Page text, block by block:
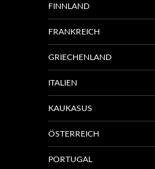
FINNLAND
FRANKREICH
GRIECHENLAND
ITALIEN
KAUKASUS
ÖSTERREICH
PORTUGAL